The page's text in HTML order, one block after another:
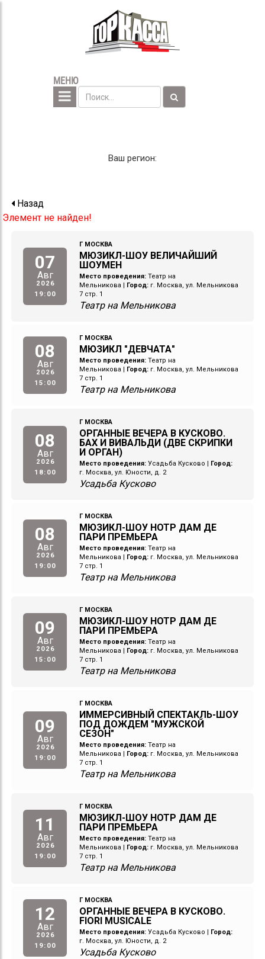
МЕНЮ
Ваш регион:
Назад
Элемент не найден!
07
Авг
2026
19:00
Г МОСКВА
МЮЗИКЛ-ШОУ ВЕЛИЧАЙШИЙ
ШОУМЕН
Место проведения: Театр на
Мельникова
Город: г. Москва, ул. Мельникова
7 стр. 1
Театр на Мельникова
08
Авг
2026
15:00
Г МОСКВА
МЮЗИКЛ "ДЕВЧАТА"
Место проведения: Театр на
Мельникова
Город: г. Москва, ул. Мельникова
7 стр. 1
Театр на Мельникова
08
Авг
2026
18:00
Г МОСКВА
ОРГАННЫЕ ВЕЧЕРА В КУСКОВО.
БАХ И ВИВАЛЬДИ (ДВЕ СКРИПКИ
И ОРГАН)
Место проведения: Усадьба Кусково
Город:
г. Москва, ул. Юности, д. 2
Усадьба Кусково
08
Авг
2026
19:00
Г МОСКВА
МЮЗИКЛ-ШОУ НОТР ДАМ ДЕ
ПАРИ ПРЕМЬЕРА
Место проведения: Театр на
Мельникова
Город: г. Москва, ул. Мельникова
7 стр. 1
Театр на Мельникова
09
Авг
2026
15:00
Г МОСКВА
МЮЗИКЛ-ШОУ НОТР ДАМ ДЕ
ПАРИ ПРЕМЬЕРА
Место проведения: Театр на
Мельникова
Город: г. Москва, ул. Мельникова
7 стр. 1
Театр на Мельникова
09
Авг
2026
19:00
Г МОСКВА
ИММЕРСИВНЫЙ СПЕКТАКЛЬ-ШОУ
ПОД ДОЖДЕМ "МУЖСКОЙ
СЕЗОН"
Место проведения: Театр на
Мельникова
Город: г. Москва, ул. Мельникова
7 стр. 1
Театр на Мельникова
11
Авг
2026
19:00
Г МОСКВА
МЮЗИКЛ-ШОУ НОТР ДАМ ДЕ
ПАРИ ПРЕМЬЕРА
Место проведения: Театр на
Мельникова
Город: г. Москва, ул. Мельникова
7 стр. 1
Театр на Мельникова
12
Авг
2026
19:00
Г МОСКВА
ОРГАННЫЕ ВЕЧЕРА В КУСКОВО.
FIORI MUSICALE
Место проведения: Усадьба Кусково
Город:
г. Москва, ул. Юности, д. 2
Усадьба Кусково